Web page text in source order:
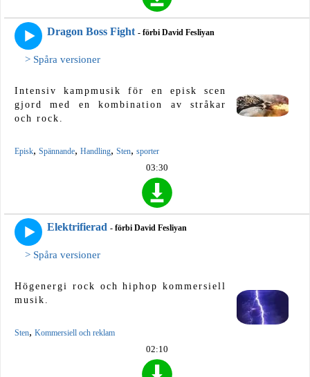
Dragon Boss Fight - förbi David Fesliyan
> Spåra versioner
Intensiv kampmusik för en episk scen
gjord med en kombination av stråkar
och rock.
Episk, Spännande, Handling, Sten, sporter
03:30
Elektrifierad - förbi David Fesliyan
> Spåra versioner
Högenergi rock och hiphop kommersiell
musik.
Sten, Kommersiell och reklam
02:10